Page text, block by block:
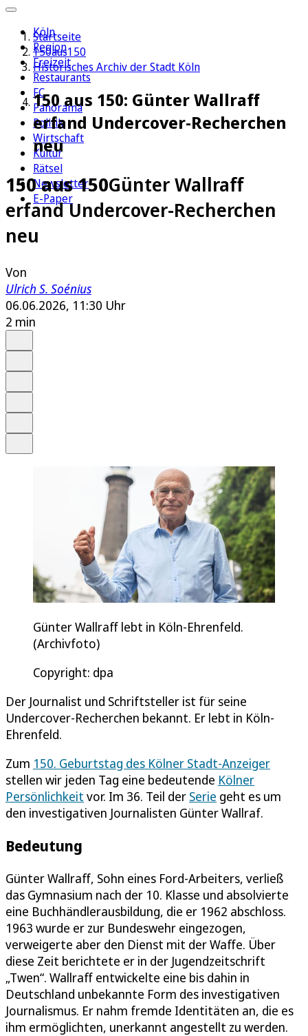
Köln
Region
Freizeit
Restaurants
FC
Panorama
Politik
Wirtschaft
Kultur
Rätsel
Newsletter
E-Paper
Startseite
150aus150
Historisches Archiv der Stadt Köln
150 aus 150: Günter Wallraff
erfand Undercover-Recherchen
neu
150 aus 150Günter Wallraff
erfand Undercover-Recherchen
neu
Von
Ulrich S. Soénius
06.06.2026, 11:30 Uhr
2 min
Günter Wallraff lebt in Köln-Ehrenfeld.
(Archivfoto)
Copyright: dpa
Der Journalist und Schriftsteller ist für seine
Undercover-Recherchen bekannt. Er lebt in Köln-
Ehrenfeld.
Zum 150. Geburtstag des Kölner Stadt-Anzeiger
stellen wir jeden Tag eine bedeutende Kölner
Persönlichkeit vor. Im 36. Teil der Serie geht es um
den investigativen Journalisten Günter Wallraf.
Bedeutung
Günter Wallraff, Sohn eines Ford-Arbeiters, verließ
das Gymnasium nach der 10. Klasse und absolvierte
eine Buchhändlerausbildung, die er 1962 abschloss.
1963 wurde er zur Bundeswehr eingezogen,
verweigerte aber den Dienst mit der Waffe. Über
diese Zeit berichtete er in der Jugendzeitschrift
„Twen“. Wallraff entwickelte eine bis dahin in
Deutschland unbekannte Form des investigativen
Journalismus. Er nahm fremde Identitäten an, die es
ihm ermöglichten, unerkannt angestellt zu werden.